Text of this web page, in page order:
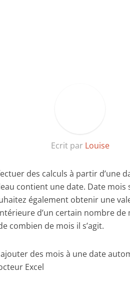
Ecrit par Louise
des calculs à partir d’une
contient une date. Date mois
également obtenir une
d’un certain nombre de
combien de mois il s’agit.